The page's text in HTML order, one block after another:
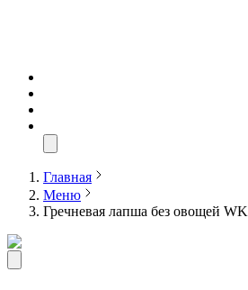
Главная
Меню
Гречневая лапша без овощей WK